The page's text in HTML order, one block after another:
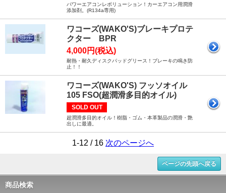
パワーエアコンレボリューション！カーエアコン用潤滑
添加剤。(R134a専用)
ワコーズ(WAKO'S)ブレーキプロテ
クター BPR
4,000円(税込)
耐熱・耐久ディスクパッドグリース！ブレーキの鳴き防
止！！
ワコーズ(WAKO'S) フッソオイル
105 FSO(超潤滑多目的オイル)
SOLD OUT
超潤滑多目的オイル！樹脂・ゴム・本革製品の潤滑・艶
出しに最適。
1-12 / 16 次のページへ
ページの先頭へ戻る
商品検索